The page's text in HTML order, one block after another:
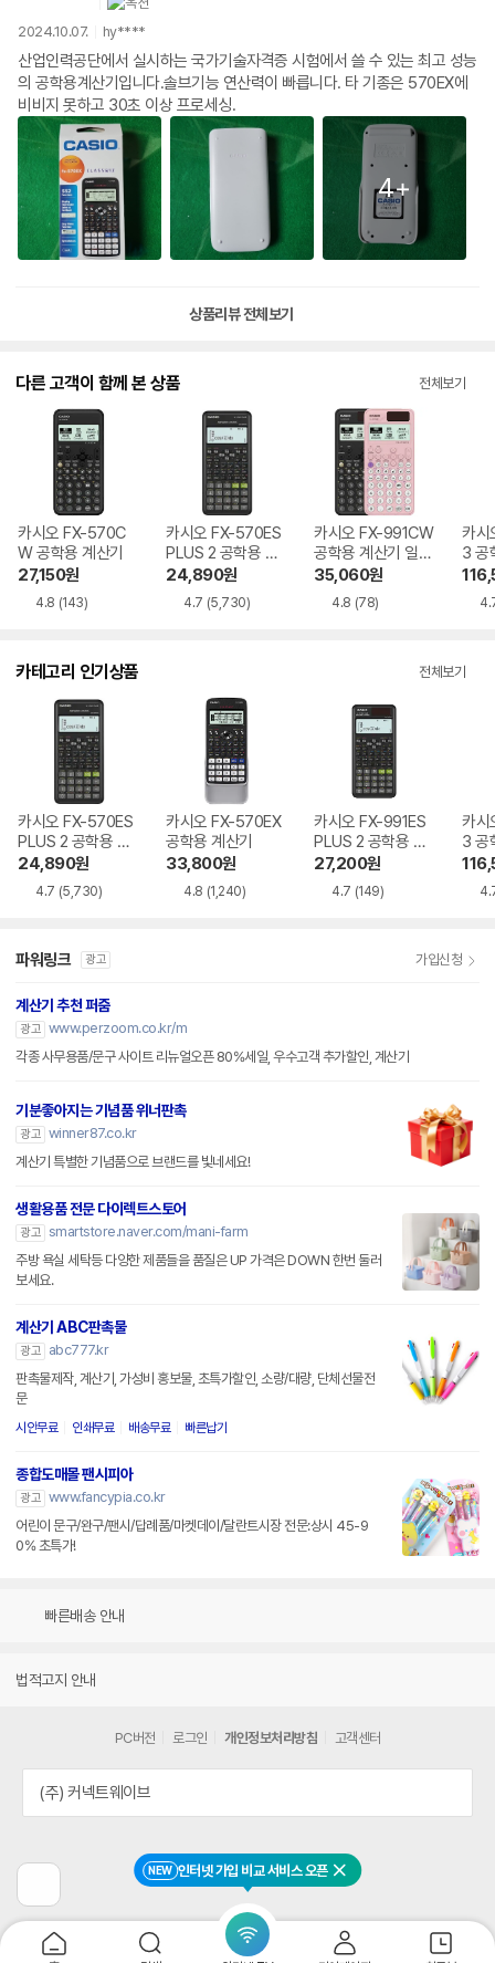
NEW 인터넷 가입 비교 서비스 오픈 닫기
2024.10.07. hy****
산업인력공단에서 실시하는 국가기술자격증 시험에서 쓸 수 있는 최고 성능
의 공학용계산기입니다.솔브기능 연산력이 빠릅니다. 타 기종은 570EX에
비비지 못하고 30초 이상 프로세싱.
4+
상품리뷰 전체보기
다른 고객이 함께 본 상품 전체보기
카시오 FX-570C
W 공학용 계산기
27,150원
4.8 (143)
카시오 FX-570ES
PLUS 2 공학용 계
산기
24,890원
4.7 (5,730)
카시오 FX-991CW
공학용 계산기 일반
구매
35,060원
4.8 (78)
카
3 공
반구
카테고리 인기상품 전체보기
카시오 FX-570ES
PLUS 2 공학용 계
산기
24,890원
4.7 (5,730)
카시오 FX-570EX
공학용 계산기
33,800원
4.8 (1,240)
카시오 FX-991ES
PLUS 2 공학용 계
산기
27,200원
4.7 (149)
카
3 공
파워링크 광고 가입신청
계산기 추천 퍼줌
광고 www.perzoom.co.kr/m
각종 사무용품/문구 사이트 리뉴얼오픈 80%세일, 우수고객 추가할인, 계산기
기분좋아지는 기념품 위너판촉
광고 winner87.co.kr
계산기 특별한 기념품으로 브랜드를 빛네세요!
생활용품 전문 다이렉트스토어
광고 smartstore.naver.com/mani-farm
주방 욕실 세탁등 다양한 제품들을 품질은 UP 가격은 DOWN 한번 둘러
보세요.
계산기 ABC판촉물
광고
abc777.kr
판촉물제작, 계산기, 가성비 홍보물, 초특가할인, 소량/대량, 단체선물전
문
시안무료 인쇄무료 배송무료 빠른납기
종합도매몰 팬시피아
광고 www.fancypia.co.kr
어린이 문구/완구/팬시/답례품/마켓데이/달란트시장 전문:상시 45-9
0% 초특가!
빠른배송 안내
법적고지 안내
전
페
이
지
PC버전 로그인 개인정보처리방침 고객센터
(주) 커넥트웨이브